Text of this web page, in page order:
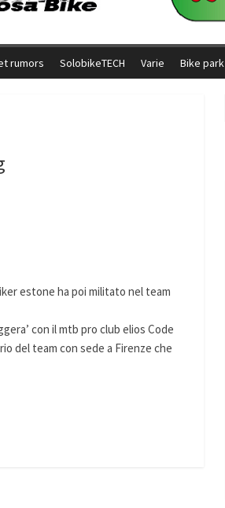
rumors SolobikeTECH Varie Bike park
estone ha poi militato nel team
con il mtb pro club elios Code
del team con sede a Firenze che